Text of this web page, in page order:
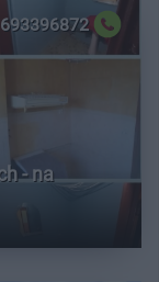
693396872
- na